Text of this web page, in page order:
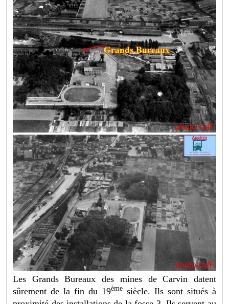
Les Grands Bureaux des mines de Carvin datent
sûrement de la fin du 19ème siècle. Ils sont situés à